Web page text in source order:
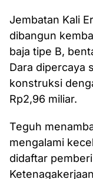
Jembatan Kali
dibangun
baja tipe B,
Dara dipercaya
konstruksi
Rp2,96 miliar.
Teguh
mengalami
didaftar